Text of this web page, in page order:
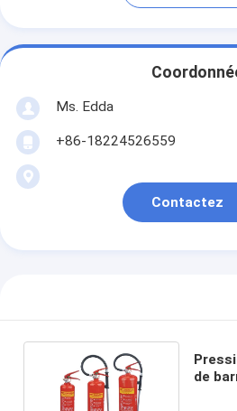
Ms. Edda
+86-18224526559
Contactez
de